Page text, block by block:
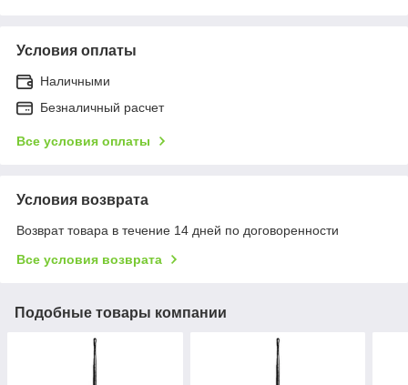
Условия оплаты
Наличными
Безналичный расчет
Все условия оплаты
Условия возврата
Возврат товара в течение 14 дней по договоренности
Все условия возврата
Подобные товары компании